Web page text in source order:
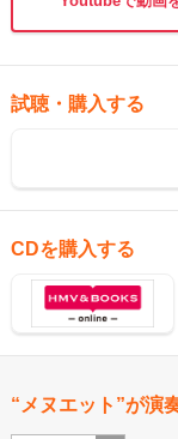
試聴・購入する
CDを購入する
“メヌエット”が演